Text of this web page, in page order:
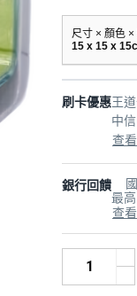
尺寸 × 顏色 ×
15 x 15 x
刷卡優惠王
中
查
銀行回饋
最高
查